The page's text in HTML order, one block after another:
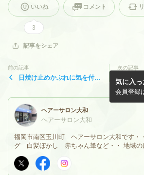
いいね
3
コメント
記事をシェア
前の記事
日焼け止めかぶれに気を付け
次の記事
6月
ヘアーサロン大和
ヘアーサロン大和
福岡市南区玉川町 ヘアーサロン大和です・
グ 白髪ぼかし 赤ちゃん筆など・・ 地域の
気に入
会員登録